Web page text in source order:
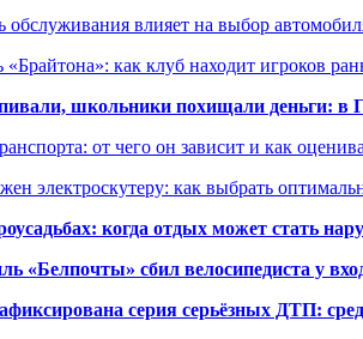
обслуживания влияет на выбор
«Брайтона»: как клуб находит игроков
школьники похищали деньги: в
от чего он зависит и как
электроскутеру: как выбрать
когда отдых может стать
«Белпочты» сбил велосипедиста у
серия серьёзных ДТП: